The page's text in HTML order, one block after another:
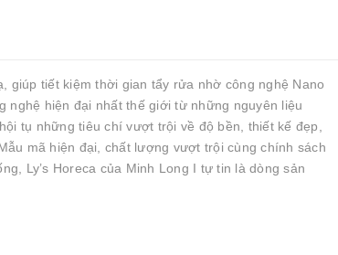
giúp tiết kiệm thời gian tẩy rửa nhờ công nghệ Nano
nghệ hiện đại nhất thế giới từ những nguyên liệu
tụ những tiêu chí vượt trội về độ bền, thiết kế đẹp,
mã hiện đại, chất lượng vượt trội cùng chính sách
Ly’s Horeca của Minh Long I tự tin là dòng sản